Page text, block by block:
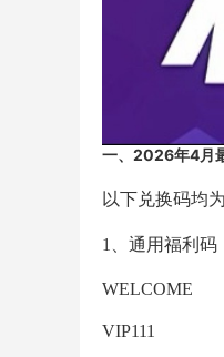
一、2026年4月
以下兑换码均
1、通用福利码
WELCOME
VIP111